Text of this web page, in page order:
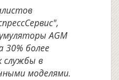
AGM
30% более
службы в
моделями.